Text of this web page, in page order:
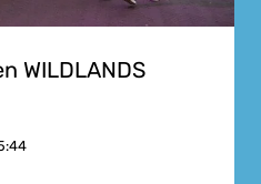
WILDLANDS